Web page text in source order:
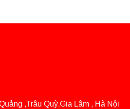
,Trâu Quỳ,Gia Lâm , Hà Nội